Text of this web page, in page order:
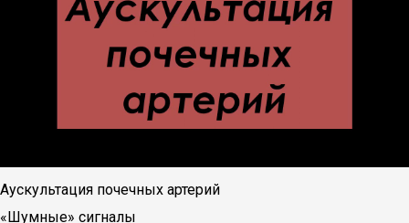
Аускультация почечных артерий
«Шумные» сигналы